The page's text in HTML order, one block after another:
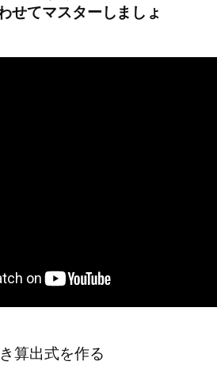
せてマスターしましょ
算出式を作る